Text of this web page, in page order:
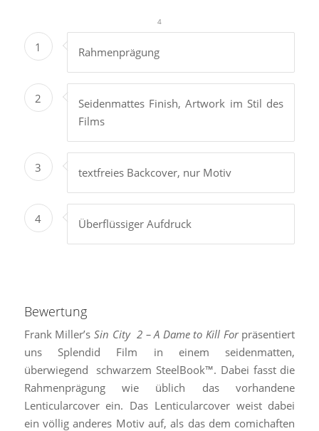
1
2
3
4
1 Rahmenprägung
2
Seidenmattes Finish, Artwork im Stil des
Films
3 textfreies Backcover, nur Motiv
4 Überflüssiger Aufdruck
Bewertung
Frank Miller’s Sin City 2 – A Dame to Kill For präsentiert
uns Splendid Film in einem seidenmatten,
überwiegend schwarzem SteelBook™. Dabei fasst die
Rahmenprägung wie üblich das vorhandene
Lenticularcover ein. Das Lenticularcover weist dabei
ein völlig anderes Motiv auf, als das dem comichaften